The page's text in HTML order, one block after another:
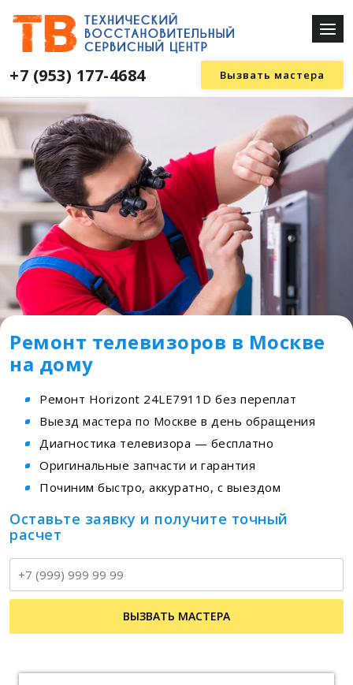
+7 (953) 177-4684 Вызвать мастера
Ремонт телевизоров в Москве
на дому
Ремонт Horizont 24LE7911D без переплат
Выезд мастера по Москве в день обращения
Диагностика телевизора — бесплатно
Оригинальные запчасти и гарантия
Починим быстро, аккуратно, с выездом
Оставьте заявку и получите точный
расчет
ВЫЗВАТЬ МАСТЕРА